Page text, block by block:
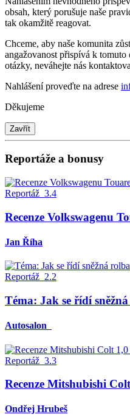
obsah, který porušuje naše
tak okamžitě reagovat.
Chceme, aby naše komunita
angažovanost přispívá k
otázky, neváhejte nás
Nahlášení proveďte na adrese
Děkujeme
Zavřít
Reportáže a bonusy
Reportáž 3.4
Recenze Volkswagenu
Jan Říha
Reportáž 2.2
Téma: Jak se řídí
Autosalon
Reportáž 3.3
Recenze Mitshubishi
Ondřej Hrubeš